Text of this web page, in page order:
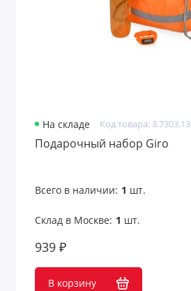
Чехлы и футляры планшетов
На складе Код товара: 3.7303.13
Подарочный набор Giro
Всего в наличии: 1 шт.
Склад в Москве: 1 шт.
939 ₽
В корзину